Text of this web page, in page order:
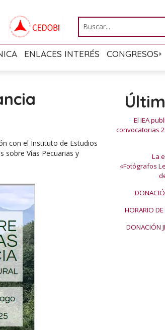
ENLACES INTERÉS CONGRESOS
con el Instituto de Estudios
sobre Vías Pecuarias y
El IEA
convocatorias
La
«Fotógrafos
HORARIO
DONACIÓN